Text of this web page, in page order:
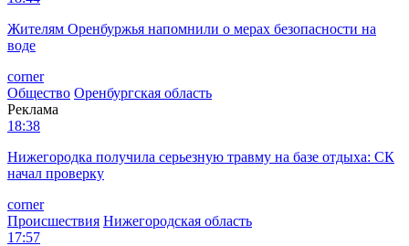
Жителям Оренбуржья напомнили о мерах безопасности на
воде
corner
Общество Оренбургская область
Реклама
18:38
Нижегородка получила серьезную травму на базе отдыха: СК
начал проверку
corner
Происшествия Нижегородская область
17:57